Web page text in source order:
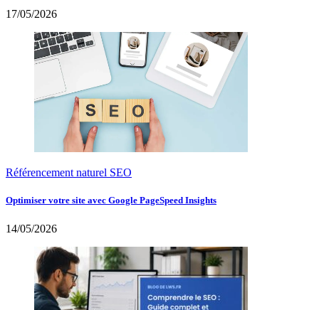
17/05/2026
Référencement naturel SEO
Optimiser votre site avec Google PageSpeed Insights
14/05/2026